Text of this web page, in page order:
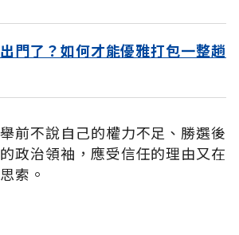
門了？如何才能優雅打包一整趟
前不說自己的權力不足、勝選後
政治領袖，應受信任的理由又在
索。